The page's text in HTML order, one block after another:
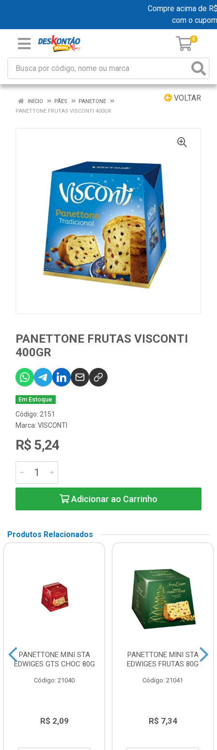
Compre acima de
com o cupom
0
VOLTAR
INÍCIO PÃES
PANETONE
PANETTONE FRUTAS VISCONTI 400GR
PANETTONE FRUTAS VISCONTI
400GR
Em Estoque
Código: 2151
Marca: VISCONTI
R$ 5,24
Adicionar ao Carrinho
Produtos Relacionados
PANETTONE MINI STA
EDWIGES GTS CHOC 80G
Código: 21040
R$ 2,09
PANETTONE MINI STA
EDWIGES FRUTAS 80G
Código: 21041
R$ 7,34